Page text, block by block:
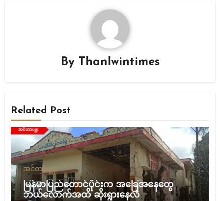
By Thanlwintimes
Related Post
အင်တာဗျူး
မြန်မာပြည်တောင်ပိုင်းက အခြေအနေတွေ
ဘယ်လောက်အထိ ဆိုးရွားနေလဲ